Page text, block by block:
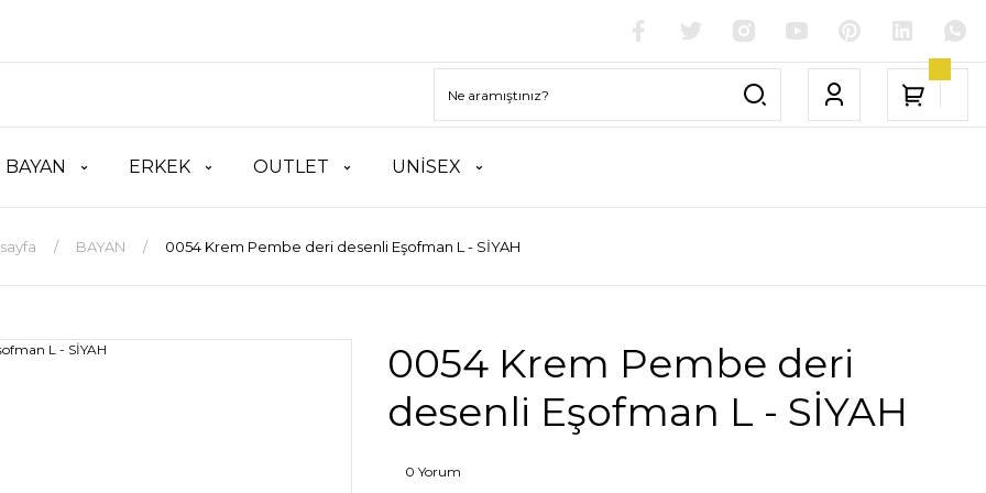
BAYAN ERKEK OUTLET UNİSEX
BAYAN 0054 Krem Pembe deri desenli Eşofman L - SİYAH
0054 Krem Pembe deri
desenli Eşofman L - SİYAH
0 Yorum